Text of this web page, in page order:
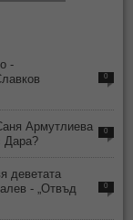
-
0
Армутлиева
Дара?
0
деветата
- „Отвъд
0